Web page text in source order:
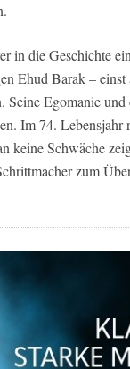
in die Geschichte
Ehud Barak –
Seine Egomanie
Im 74.
keine Schwäche
zum